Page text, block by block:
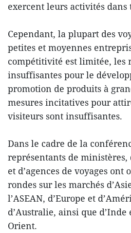
exercent leurs activités dans
Cependant, la plupart des
petites et moyennes
compétitivité est limitée, les
insuffisantes pour le
promotion de produits à
mesures incitatives pour
visiteurs sont insuffisantes.
Dans le cadre de la
représentants de ministères,
et d’agences de voyages ont
rondes sur les marchés
l’ASEAN, d’Europe et
d’Australie, ainsi que d’Inde
Orient.